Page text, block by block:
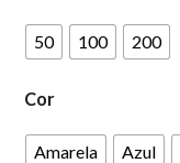
50 100 200
Cor
Amarela Azul